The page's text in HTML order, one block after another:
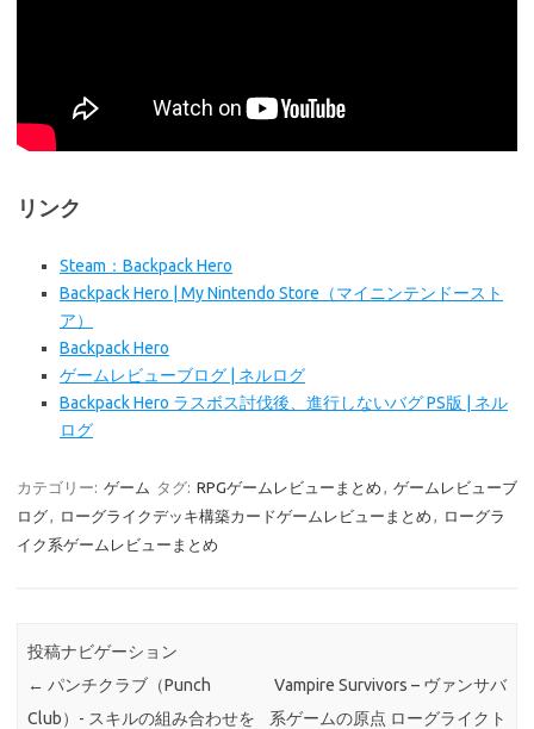
リンク
Steam：Backpack Hero
Backpack Hero | My Nintendo Store（マイニンテンドースト
ア）
Backpack Hero
ゲームレビューブログ | ネルログ
Backpack Hero ラスボス討伐後、進行しないバグ PS版 | ネル
ログ
カテゴリー: ゲーム タグ: RPGゲームレビューまとめ , ゲームレビューブ
ログ, ローグライクデッキ構築カードゲームレビューまとめ , ローグラ
イク系ゲームレビューまとめ
投稿ナビゲーション
← パンチクラブ（Punch
Club）- スキルの組み合わせを
Vampire Survivors – ヴァンサバ
系ゲームの原点 ローグライクト